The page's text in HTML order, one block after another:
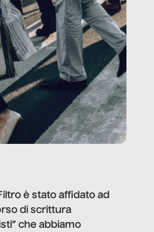
è stato affidato ad
di scrittura
che abbiamo